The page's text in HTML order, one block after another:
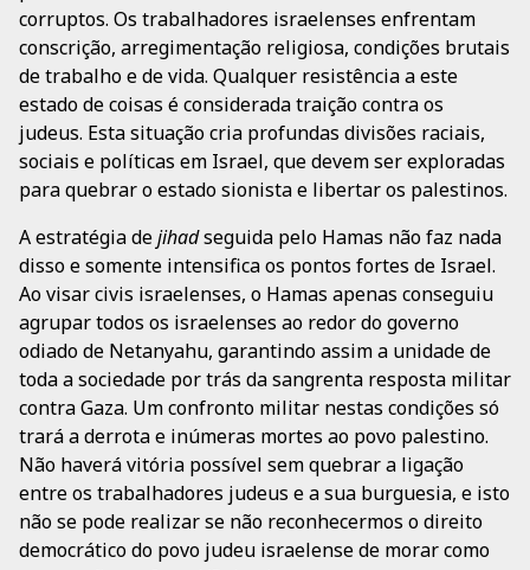
corruptos. Os trabalhadores israelenses enfrentam
conscrição, arregimentação religiosa, condições brutais
de trabalho e de vida. Qualquer resistência a este
estado de coisas é considerada traição contra os
judeus. Esta situação cria profundas divisões raciais,
sociais e políticas em Israel, que devem ser exploradas
para quebrar o estado sionista e libertar os palestinos.
A estratégia dejihadseguida pelo Hamas não faz nada
disso e somente intensifica os pontos fortes de Israel.
Ao visar civis israelenses, o Hamas apenas conseguiu
agrupar todos os israelenses ao redor do governo
odiado de Netanyahu, garantindo assim a unidade de
toda a sociedade por trás da sangrenta resposta militar
contra Gaza. Um confronto militar nestas condições só
trará a derrota e inúmeras mortes ao povo palestino.
Não haverá vitória possível sem quebrar a ligação
entre os trabalhadores judeus e a sua burguesia, e isto
não se pode realizar se não reconhecermos o direito
democrático do povo judeu israelense de morar como